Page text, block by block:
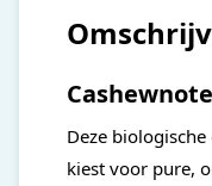
Deze
kiest voor pure,